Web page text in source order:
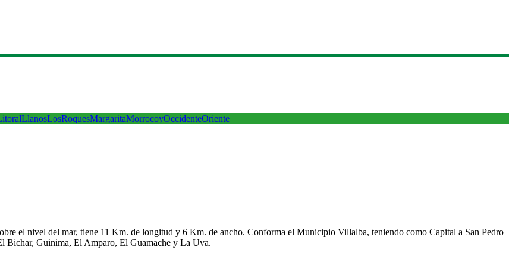
LlanosLosRoquesMargaritaMorrocoyOccidenteOriente
el nivel del mar, tiene 11 Km. de longitud y 6 Km. de ancho. Conforma el Municipio Villalba, teniendo como Capital a San Pedro
Bichar, Guinima, El Amparo, El Guamache y La Uva.